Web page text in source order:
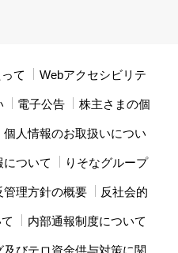
て Webアクセシビリテ
電子公告 株主さまの個
個人情報のお取扱いについ
ついて りそなグループ
管理方針の概要 反社会的
内部通報制度について
及びテロ資金供与対策に関